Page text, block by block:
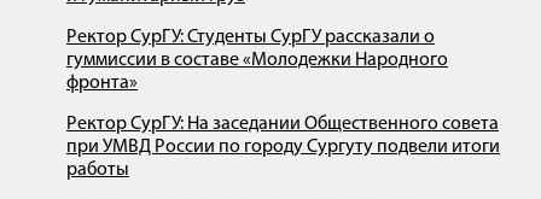
Ректор СурГУ: Студенты СурГУ рассказали о
гуммиссии в составе «Молодежки Народного
фронта»
Ректор СурГУ: На заседании Общественного совета
при УМВД России по городу Сургуту подвели итоги
работы